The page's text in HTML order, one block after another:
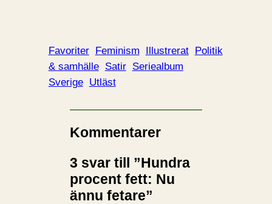
Favoriter Feminism Illustrerat
Politik
& samhälle Satir Seriealbum
Sverige Utläst
Kommentarer
3 svar till ”Hundra
procent fett: Nu
ännu fetare”